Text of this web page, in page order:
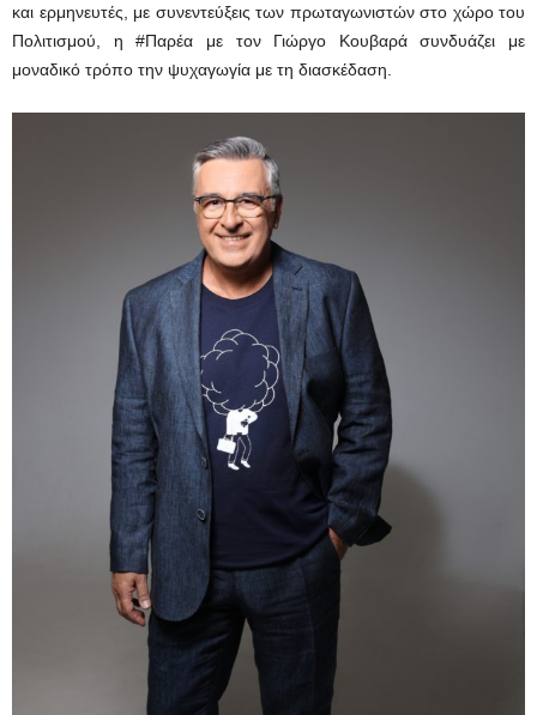
και ερμηνευτές, με συνεντεύξεις των πρωταγωνιστών στο χώρο του
Πολιτισμού, η #Παρέα με τον Γιώργο Κουβαρά συνδυάζει με
μοναδικό τρόπο την ψυχαγωγία με τη διασκέδαση.